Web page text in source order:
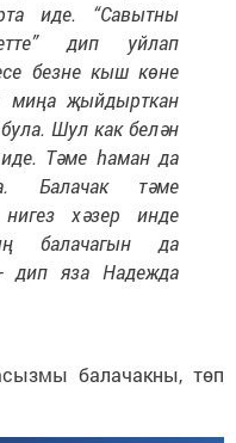
иде. “Савытны
дип уйлап
безне кыш көне
миңа җыйдырткан
Шул как белән
Тәме һаман да
Балачак тәме
хәзер инде
балачагын да
дип яза Надежда
балачакны, төп